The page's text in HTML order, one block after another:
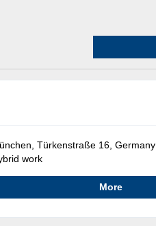
Türkenstraße 16, Germany
work
More